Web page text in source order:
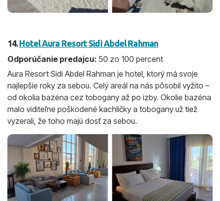
14.Hotel Aura Resort Sidi Abdel Rahman
Odporúčanie predajcu: 50 zo 100 percent
Aura Resort Sidi Abdel Rahman je hotel, ktorý má svoje
najlepšie roky za sebou. Celý areál na nás pôsobil vyžito –
od okolia bazéna cez tobogany až po izby. Okolie bazéna
malo viditeľne poškodené kachličky a tobogany už tiež
vyzerali, že toho majú dosť za sebou.